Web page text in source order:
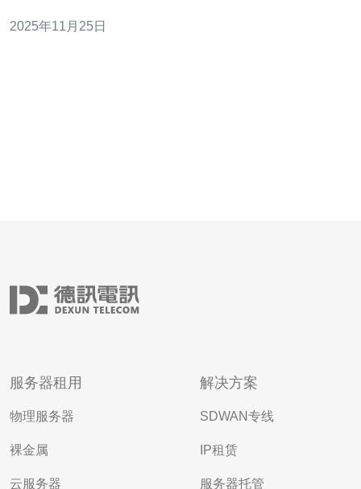
或30天。在试用期间，用户可以全面体验VPS的性能、稳
2025年11月25日
服务器租用
物理服务器
裸金属
云服务器
解决方案
SDWAN专线
IP租赁
服务器托管